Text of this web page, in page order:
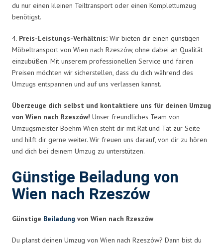
du nur einen kleinen Teiltransport oder einen Komplettumzug
benötigst.
4. Preis-Leistungs-Verhältnis: Wir bieten dir einen günstigen
Möbeltransport von Wien nach Rzeszów, ohne dabei an Qualität
einzubüßen. Mit unserem professionellen Service und fairen
Preisen möchten wir sicherstellen, dass du dich während des
Umzugs entspannen und auf uns verlassen kannst.
Überzeuge dich selbst und kontaktiere uns für deinen Umzug
von Wien nach Rzeszów! Unser freundliches Team von
Umzugsmeister Boehm Wien steht dir mit Rat und Tat zur Seite
und hilft dir gerne weiter. Wir freuen uns darauf, von dir zu hören
und dich bei deinem Umzug zu unterstützen.
Günstige Beiladung von
Wien nach Rzeszów
Günstige Beiladung von Wien nach Rzeszów
Du planst deinen Umzug von Wien nach Rzeszów? Dann bist du